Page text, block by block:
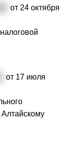
от 24 октября
от 17 июля